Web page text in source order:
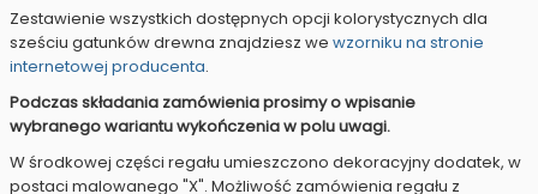
Zestawienie wszystkich dostępnych opcji kolorystycznych dla
sześciu gatunków drewna znajdziesz we wzorniku na stronie
internetowej producenta.
Podczas składania zamówienia prosimy o wpisanie
wybranego wariantu wykończenia w polu uwagi.
W środkowej części regału umieszczono dekoracyjny dodatek, w
postaci malowanego "X". Możliwość zamówienia regału z